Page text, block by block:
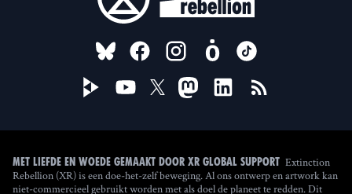
FOLLOW US ON
Met liefde en woede gemaakt door XR Global Support Extinction
Rebellion (XR) is een doe-het-zelf beweging. Al ons ontwerp en artwork kan
niet-commercieel gebruikt worden met als doel de planeet te redden. Dit